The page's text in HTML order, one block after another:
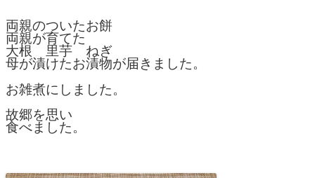
両親のついたお餅
両親が育てた
大根 里芋 ねぎ
母が漬けたお漬物が届きました。
お雑煮にしました。
故郷を思い
食べました。